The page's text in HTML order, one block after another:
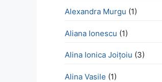
Alexandra Murgu (1)
Aliana Ionescu (1)
Alina Ionica Joițoiu (3)
Alina Vasile (1)